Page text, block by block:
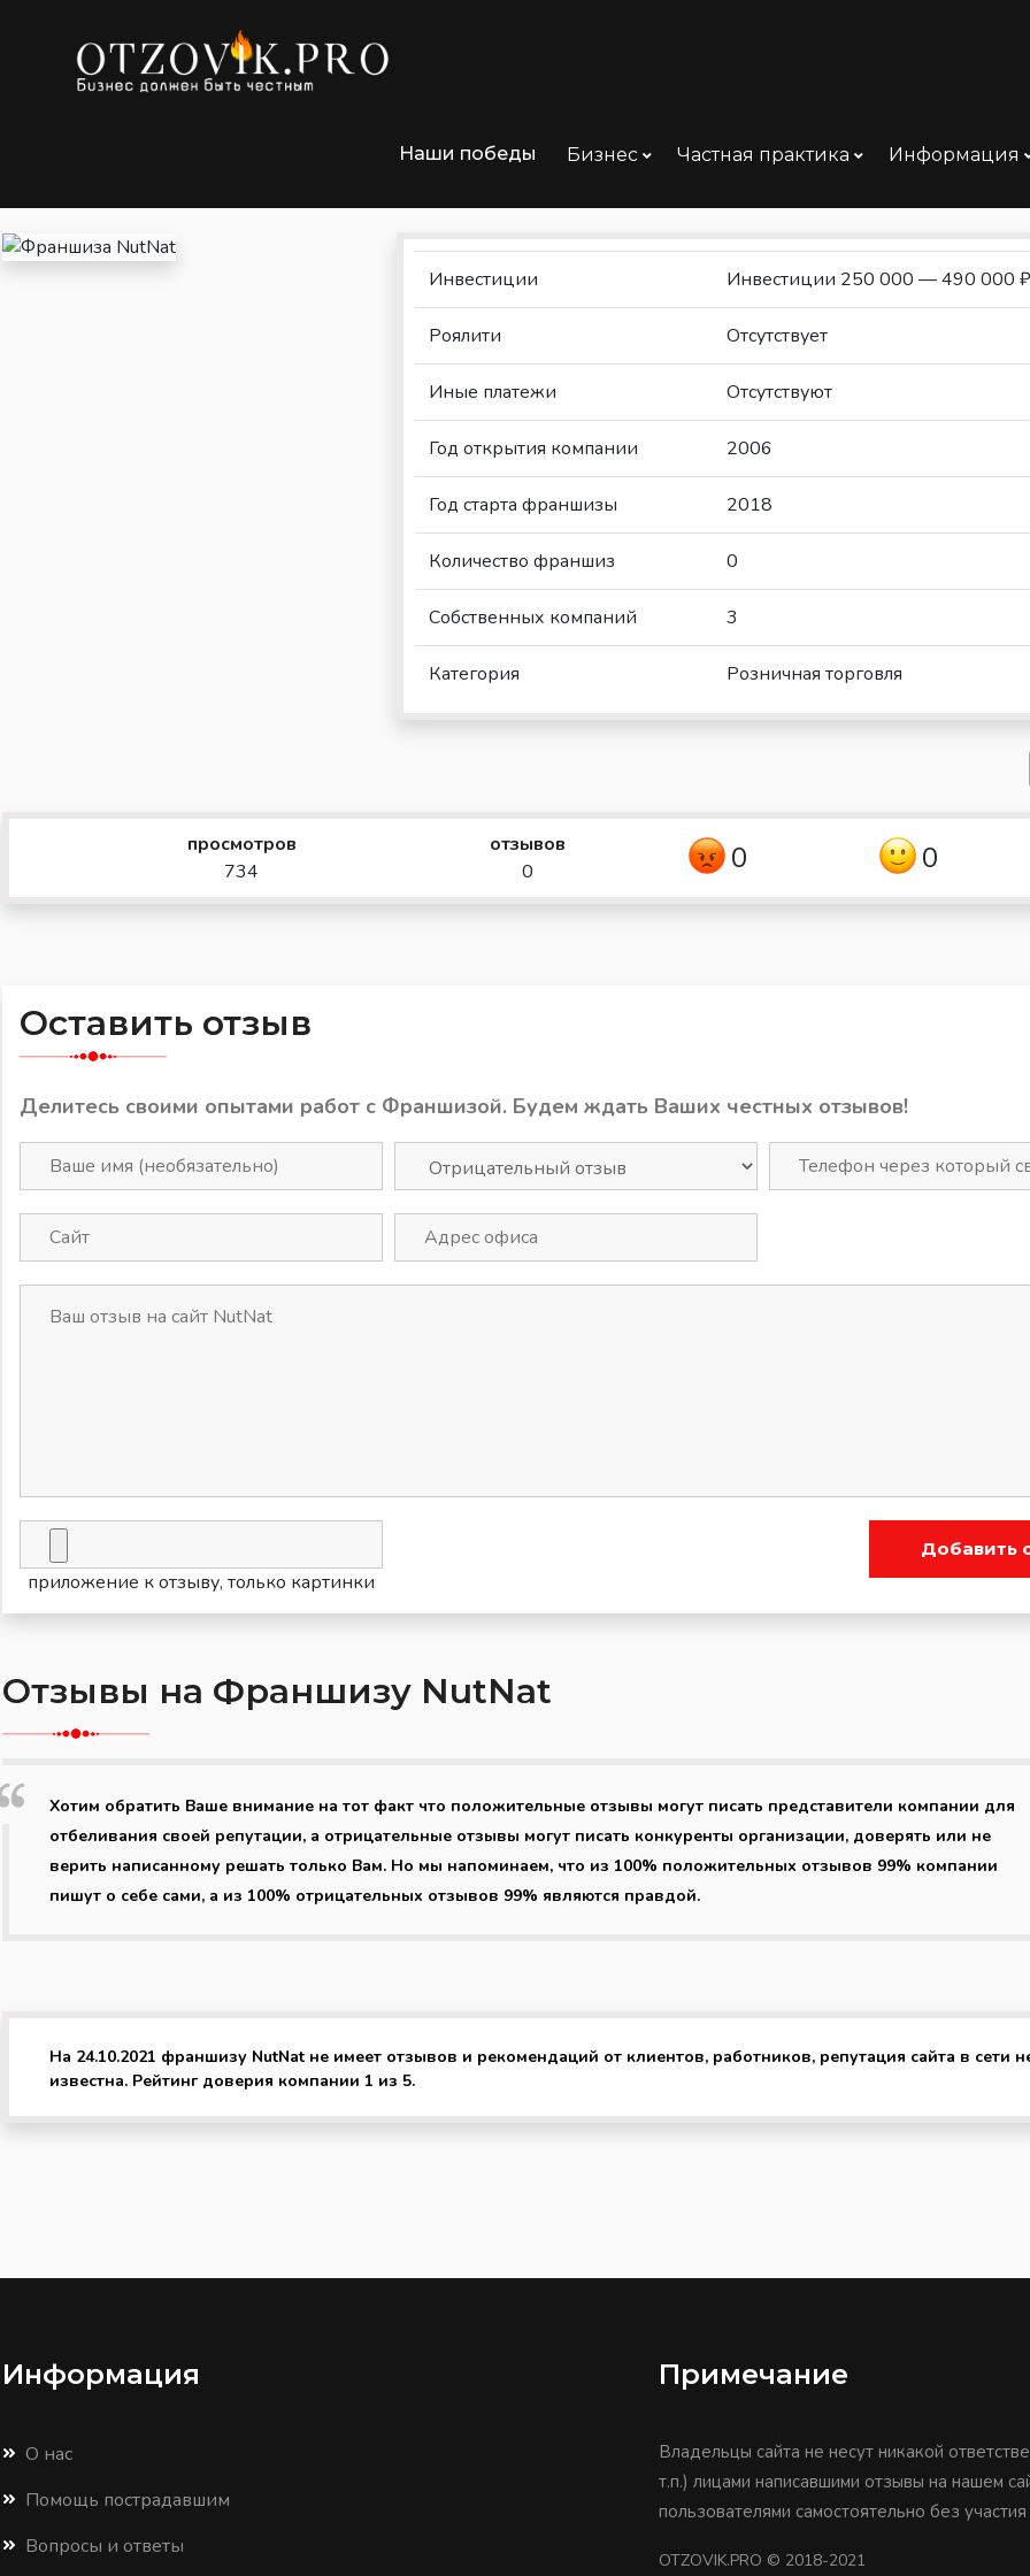
Наши победы Бизнес Частная практика Информация
Инвестиции Инвестиции 250 000 — 490 000 ₽
Роялити Отсутствует
Иные платежи Отсутствуют
Год открытия компании 2006
Год старта франшизы 2018
Количество франшиз 0
Собственных компаний 3
Категория Розничная торговля
просмотров
734
отзывов
0
0 0
Оставить отзыв
Делитесь своими опытами работ с Франшизой. Будем ждать Ваших честных отзывов!
приложение к отзыву, только картинки
Добавить
Отзывы на Франшизу NutNat
Хотим обратить Ваше внимание на тот факт что положительные отзывы могут писать представители компании для
отбеливания своей репутации, а отрицательные отзывы могут писать конкуренты организации, доверять или не
верить написанному решать только Вам. Но мы напоминаем, что из 100% положительных отзывов 99% компании
пишут о себе сами, а из 100% отрицательных отзывов 99% являются правдой.
На 24.10.2021 франшизу NutNat не имеет отзывов и рекомендаций от клиентов, работников, репутация сайта в сети
известна. Рейтинг доверия компании 1 из 5.
Информация
О нас
Помощь пострадавшим
Вопросы и ответы
Примечание
Владельцы сайта не несут никакой
т.п.) лицами написавшими отзывы на нашем
пользователями самостоятельно без
OTZOVIK.PRO © 2018-2021